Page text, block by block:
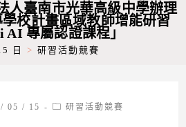
人臺南市光華高級中學辦理
校計畫區域教師增能研習
AI 專屬認證課程」
日 > 研習活動競賽
05 / 15
Post研習活動競賽